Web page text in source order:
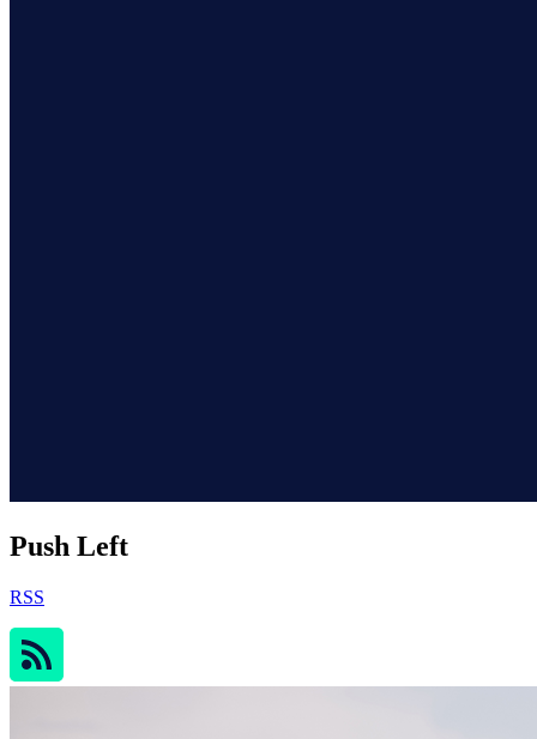
Push Left
RSS